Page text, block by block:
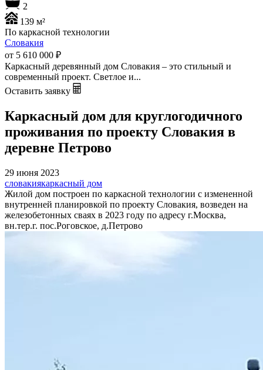
2
139 м²
По каркасной технологии
Словакия
от 5 610 000 ₽
Каркасный деревянный дом Словакия – это стильный и
современный проект. Светлое и...
Оставить заявку
Каркасный дом для круглогодичного
проживания по проекту Словакия в
деревне Петрово
29 июня 2023
словакиякаркасный дом
Жилой дом построен по каркасной технологии с измененной
внутренней планировкой по проекту Словакия, возведен на
железобетонных сваях в 2023 году по адресу г.Москва,
вн.тер.г. пос.Роговское, д.Петрово